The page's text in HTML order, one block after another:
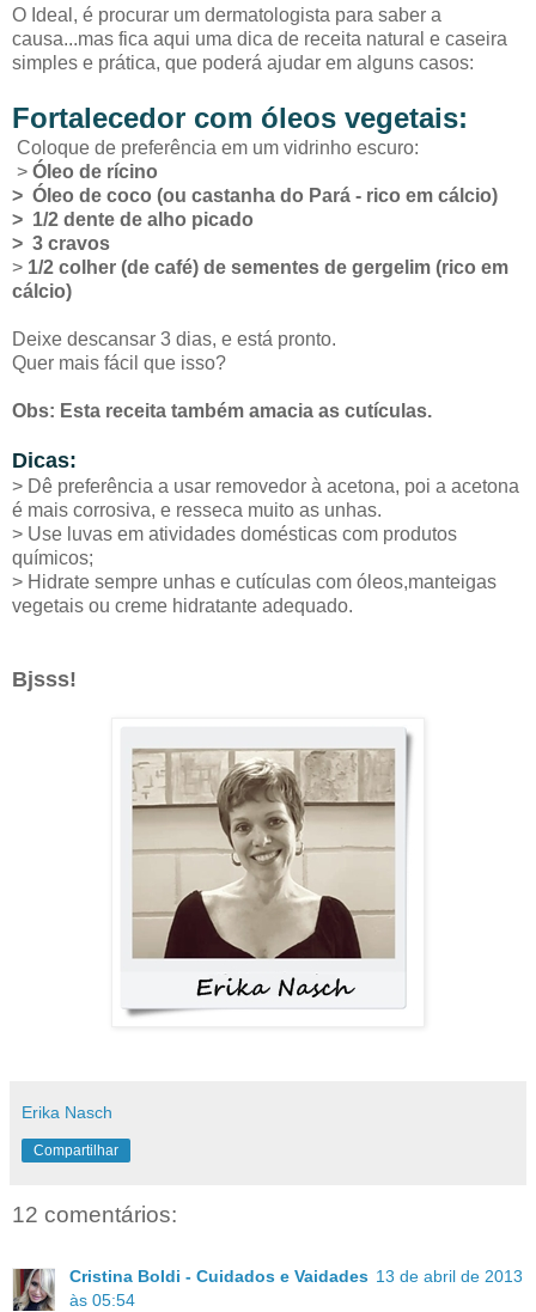
O Ideal, é procurar um dermatologista para saber a
causa...mas fica aqui uma dica de receita natural e caseira
simples e prática, que poderá ajudar em alguns casos:
Fortalecedor com óleos vegetais:
Coloque de preferência em um vidrinho escuro:
> Óleo de rícino
> Óleo de coco (ou castanha do Pará - rico em cálcio)
> 1/2 dente de alho picado
> 3 cravos
> 1/2 colher (de café) de sementes de gergelim (rico em
cálcio)
Deixe descansar 3 dias, e está pronto.
Quer mais fácil que isso?
Obs: Esta receita também amacia as cutículas.
Dicas:
> Dê preferência a usar removedor à acetona, poi a acetona
é mais corrosiva, e resseca muito as unhas.
> Use luvas em atividades domésticas com produtos
químicos;
> Hidrate sempre unhas e cutículas com óleos,manteigas
vegetais ou creme hidratante adequado.
Bjsss!
Erika Nasch
Compartilhar
12 comentários:
Cristina Boldi - Cuidados e Vaidades 13 de abril de 2013
às 05:54